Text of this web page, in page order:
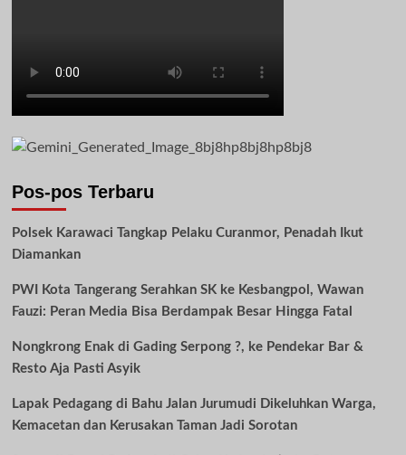
ke
Indonesia
Pos-pos Terbaru
Polsek Karawaci Tangkap Pelaku Curanmor, Penadah Ikut
Diamankan
PWI Kota Tangerang Serahkan SK ke Kesbangpol, Wawan
Fauzi: Peran Media Bisa Berdampak Besar Hingga Fatal
Nongkrong Enak di Gading Serpong ?, ke Pendekar Bar &
Resto Aja Pasti Asyik
Lapak Pedagang di Bahu Jalan Jurumudi Dikeluhkan Warga,
Kemacetan dan Kerusakan Taman Jadi Sorotan